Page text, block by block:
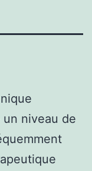
un niveau de